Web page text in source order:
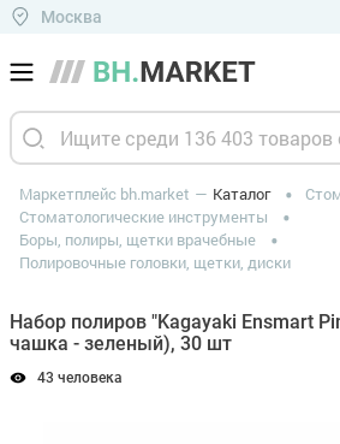
Москва
Маркетплейс bh.market Каталог
Стоматологические инструменты
Боры, полиры, щетки врачебные
Полировочные головки, щетки, диски
Набор полиров "Kagayaki Ensmart
чашка - зеленый), 30 шт
43 человека